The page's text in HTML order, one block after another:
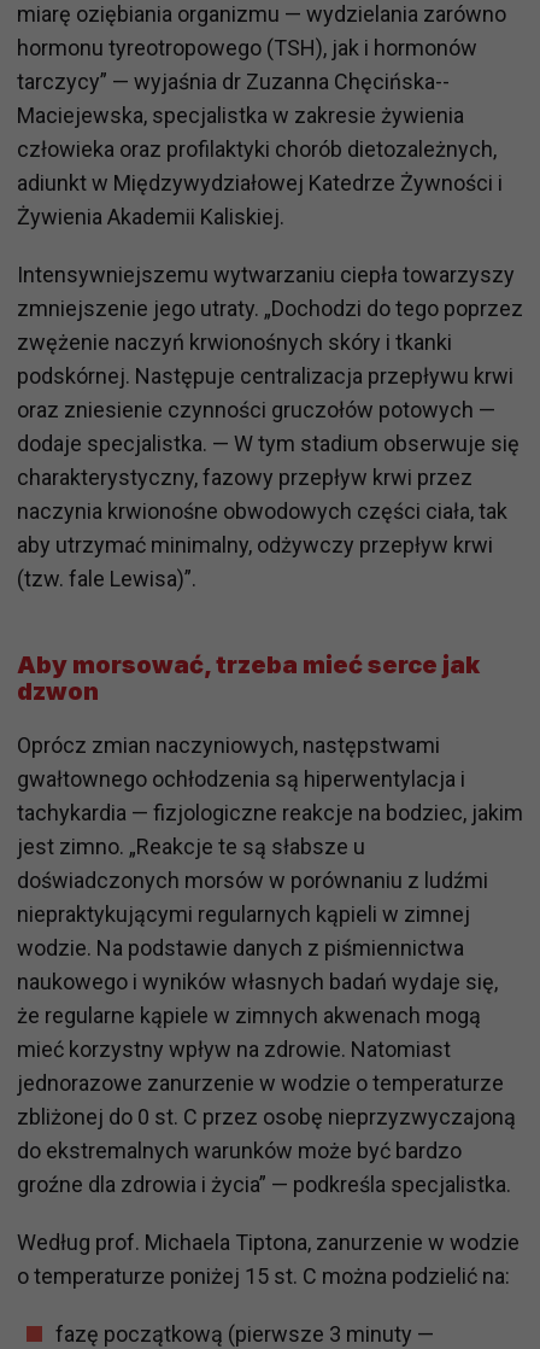
miarę oziębiania organizmu — wydzielania zarówno
hormonu tyreotropowego (TSH), jak i hormonów
tarczycy” — wyjaśnia dr Zuzanna Chęcińska--
Maciejewska, specjalistka w zakresie żywienia
człowieka oraz profilaktyki chorób dietozależnych,
adiunkt w Międzywydziałowej Katedrze Żywności i
Żywienia Akademii Kaliskiej.
Intensywniejszemu wytwarzaniu ciepła towarzyszy
zmniejszenie jego utraty. „Dochodzi do tego poprzez
zwężenie naczyń krwionośnych skóry i tkanki
podskórnej. Następuje centralizacja przepływu krwi
oraz zniesienie czynności gruczołów potowych —
dodaje specjalistka. — W tym stadium obserwuje się
charakterystyczny, fazowy przepływ krwi przez
naczynia krwionośne obwodowych części ciała, tak
aby utrzymać minimalny, odżywczy przepływ krwi
(tzw. fale Lewisa)”.
Aby morsować, trzeba mieć serce jak
dzwon
Oprócz zmian naczyniowych, następstwami
gwałtownego ochłodzenia są hiperwentylacja i
tachykardia — fizjologiczne reakcje na bodziec, jakim
jest zimno. „Reakcje te są słabsze u
doświadczonych morsów w porównaniu z ludźmi
niepraktykującymi regularnych kąpieli w zimnej
wodzie. Na podstawie danych z piśmiennictwa
naukowego i wyników własnych badań wydaje się,
że regularne kąpiele w zimnych akwenach mogą
mieć korzystny wpływ na zdrowie. Natomiast
jednorazowe zanurzenie w wodzie o temperaturze
zbliżonej do 0 st. C przez osobę nieprzyzwyczajoną
do ekstremalnych warunków może być bardzo
groźne dla zdrowia i życia” — podkreśla specjalistka.
Według prof. Michaela Tiptona, zanurzenie w wodzie
o temperaturze poniżej 15 st. C można podzielić na:
fazę początkową (pierwsze 3 minuty —